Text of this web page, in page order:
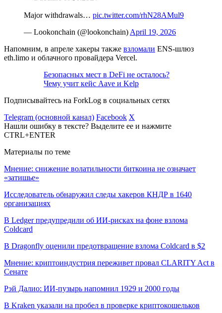
Major withdrawals… pic.twitter.com/rhN28AMul9
— Lookonchain (@lookonchain) April 19, 2026
Напомним, в апреле хакеры также взломали ENS-шлюз
eth.limo и облачного провайдера Vercel.
Безопасных мест в DeFi не осталось?
Чему учит кейс Aave и Kelp
Подписывайтесь на ForkLog в социальных сетях
Telegram (основной канал) Facebook X
Нашли ошибку в тексте? Выделите ее и нажмите
CTRL+ENTER
Материалы по теме
Мнение: снижение волатильности биткоина не означает
«затишье»
Исследователь обнаружил следы хакеров КНДР в 1640
организациях
В Ledger предупредили об ИИ-рисках на фоне взлома
Coldcard
В Dragonfly оценили предотвращение взлома Coldcard в $2
Мнение: криптоиндустрия переживет провал CLARITY Act в
Сенате
Рэй Далио: ИИ-пузырь напомнил 1929 и 2000 годы
В Kraken указали на пробел в проверке криптокошельков